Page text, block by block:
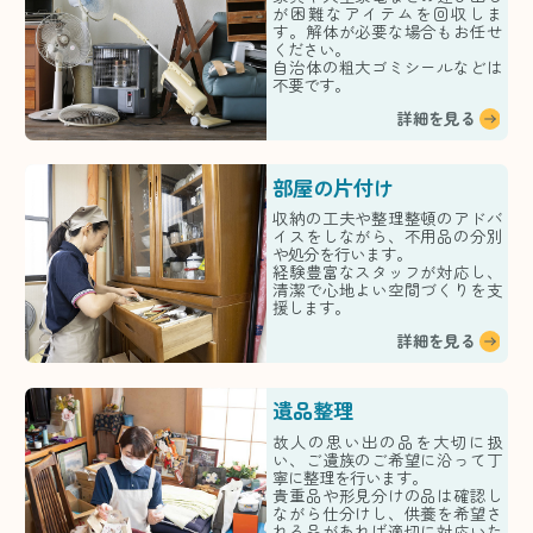
が困難なアイテムを回収しま
す。解体が必要な場合もお任せ
ください。
自治体の粗大ゴミシールなどは
不要です。
詳細を見る
部屋の片付け
収納の工夫や整理整頓のアドバ
イスをしながら、不用品の分別
や処分を行います。
経験豊富なスタッフが対応し、
清潔で心地よい空間づくりを支
援します。
詳細を見る
遺品整理
故人の思い出の品を大切に扱
い、ご遺族のご希望に沿って丁
寧に整理を行います。
貴重品や形見分けの品は確認し
ながら仕分けし、供養を希望さ